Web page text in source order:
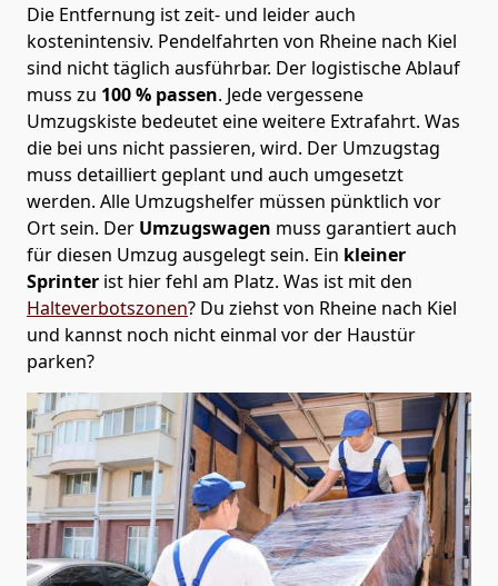
Die Entfernung ist zeit- und leider auch
kostenintensiv. Pendelfahrten von Rheine nach Kiel
sind nicht täglich ausführbar. Der logistische Ablauf
muss zu 100 % passen. Jede vergessene
Umzugskiste bedeutet eine weitere Extrafahrt. Was
die bei uns nicht passieren, wird. Der Umzugstag
muss detailliert geplant und auch umgesetzt
werden. Alle Umzugshelfer müssen pünktlich vor
Ort sein. Der Umzugswagen muss garantiert auch
für diesen Umzug ausgelegt sein. Ein kleiner
Sprinter ist hier fehl am Platz. Was ist mit den
Halteverbotszonen? Du ziehst von Rheine nach Kiel
und kannst noch nicht einmal vor der Haustür
parken?